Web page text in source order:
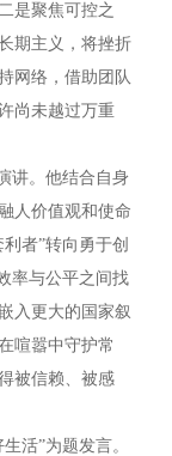
是聚焦可控之
期主义，将挫折
网络，借助团队
尚未越过万重
讲。他结合自身
人价值观和使命
者”转向勇于创
率与公平之间找
入更大的国家叙
喧嚣中守护常
被信赖、被感
活”为题发言。